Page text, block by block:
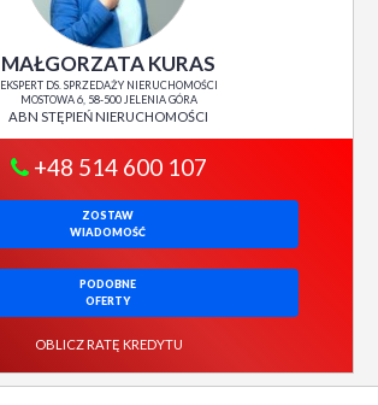
MAŁGORZATA KURAS
EKSPERT DS. SPRZEDAŻY NIERUCHOMOŚCI
MOSTOWA 6, 58-500 JELENIA GÓRA
ABN STĘPIEŃ NIERUCHOMOŚCI
+48 514 600 107
ZOSTAW
WIADOMOŚĆ
PODOBNE
OFERTY
OBLICZ RATĘ KREDYTU